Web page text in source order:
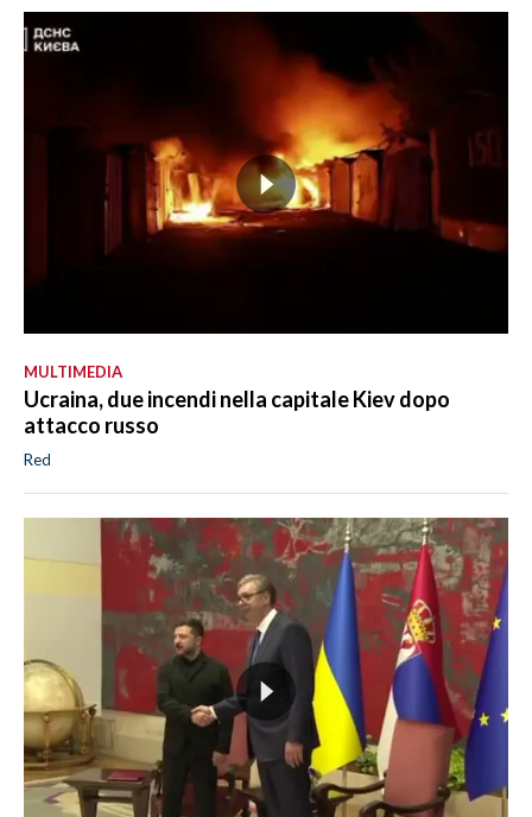
MULTIMEDIA
Ucraina, due incendi nella capitale Kiev dopo
attacco russo
Red